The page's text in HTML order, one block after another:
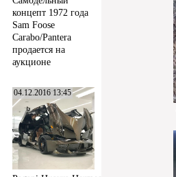
концепт 1972 года
Sam Foose
Carabo/Pantera
продается на
аукционе
04.12.2016 13:45